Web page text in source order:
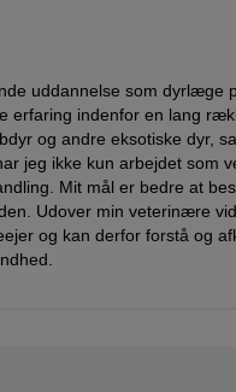
uddannelse som dyrlæge
erfaring indenfor en lang
og andre eksotiske dyr,
jeg ikke kun arbejdet som
Mit mål er bedre at
Udover min veterinære
og kan derfor forstå og